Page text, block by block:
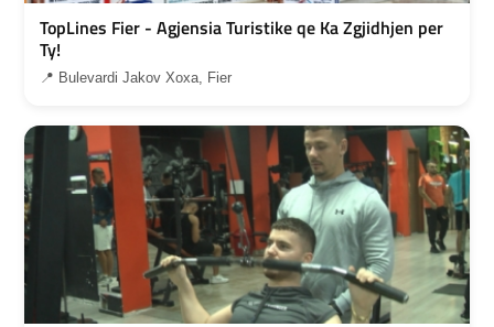
TopLines Fier - Agjensia Turistike qe Ka Zgjidhjen per
Ty!
📍 Bulevardi Jakov Xoxa, Fier